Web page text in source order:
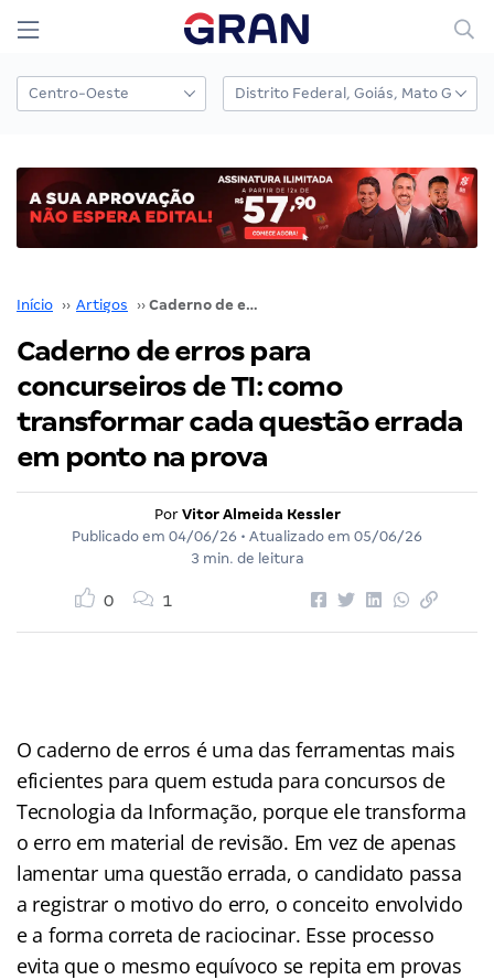
Início ›› Artigos ›› Caderno de erros para concurseiros de TI: como transformar cada questão errada em ponto na prova
Caderno de erros para
concurseiros de TI: como
transformar cada questão errada
em ponto na prova
Por Vitor Almeida Kessler
Publicado em 04/06/26 • Atualizado em 05/06/26
3 min. de leitura
0 1
O caderno de erros é uma das ferramentas mais
eficientes para quem estuda para concursos de
Tecnologia da Informação, porque ele transforma
o erro em material de revisão. Em vez de apenas
lamentar uma questão errada, o candidato passa
a registrar o motivo do erro, o conceito envolvido
e a forma correta de raciocinar. Esse processo
evita que o mesmo equívoco se repita em provas